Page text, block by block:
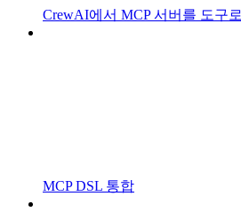
CrewAI에서 MCP 서버를 도구
MCP DSL 통합